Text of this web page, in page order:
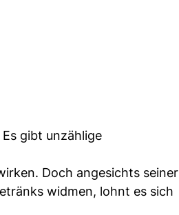
gibt unzählige
Doch angesichts seiner
widmen, lohnt es sich